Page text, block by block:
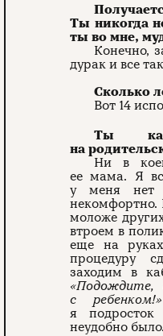
Ты никогда
ты во мне,
Конечно,
дурак и все
Сколько
Вот 14
Ты
на
Ни в
ее мама. Я
у меня нет
некомфорт­но.
моложе
втроем в
еще на
процедуру
заходим в
с
я подросток
неудобно было.